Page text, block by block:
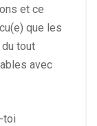
et ce
que les
du tout
avec
toi